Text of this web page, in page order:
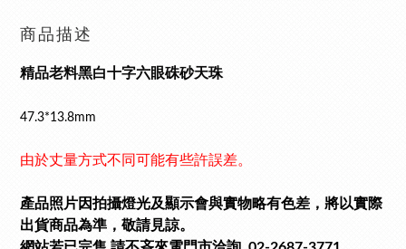
商品描述
精品老料黑白十字六眼硃砂天珠
47.3*13.8mm
由於丈量方式不同可能有些許誤差。
產品照片因拍攝燈光及顯示會與實物略有色差，將以實際
出貨商品為準，敬請見諒。